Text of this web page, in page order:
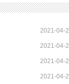
2021-04-
2021-04-
2021-04-
2021-04-